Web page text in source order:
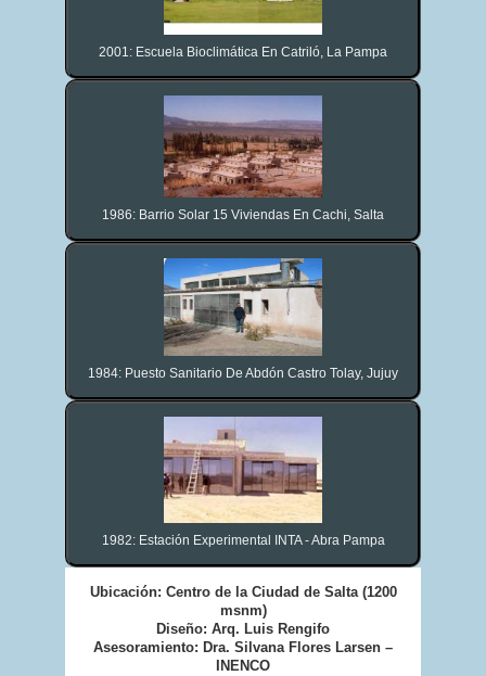
2001: Escuela Bioclimática En Catriló, La Pampa
1986: Barrio Solar 15 Viviendas En Cachi, Salta
1984: Puesto Sanitario De Abdón Castro Tolay, Jujuy
1982: Estación Experimental INTA - Abra Pampa
Ubicación: Centro de la Ciudad de Salta (1200
msnm)
Diseño: Arq. Luis Rengifo
Asesoramiento: Dra. Silvana Flores Larsen –
INENCO